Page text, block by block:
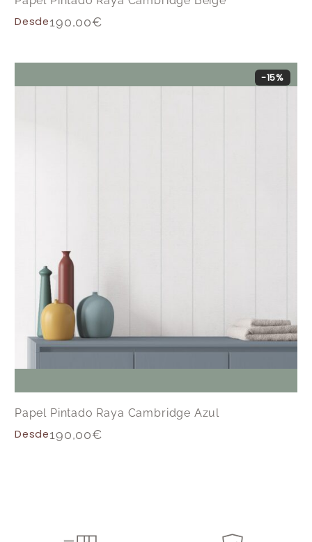
Desde190,00€
Papel Pintado Raya Cambridge Azul
Desde190,00€
-15%